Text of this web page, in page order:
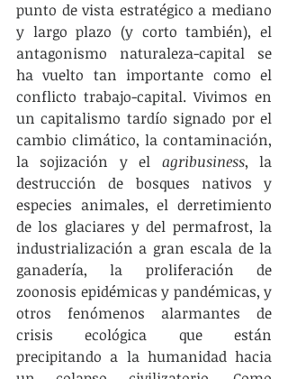
punto de vista estratégico a mediano
y largo plazo (y corto también), el
antagonismo naturaleza-capital se
ha vuelto tan importante como el
conflicto trabajo-capital. Vivimos en
un capitalismo tardío signado por el
cambio climático, la contaminación,
la sojización y el agribusiness, la
destrucción de bosques nativos y
especies animales, el derretimiento
de los glaciares y del permafrost, la
industrialización a gran escala de la
ganadería, la proliferación de
zoonosis epidémicas y pandémicas, y
otros fenómenos alarmantes de
crisis ecológica que están
precipitando a la humanidad hacia